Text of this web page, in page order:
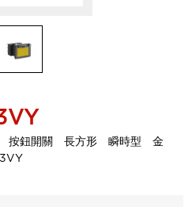
按鈕開關 長方形 瞬時型 金